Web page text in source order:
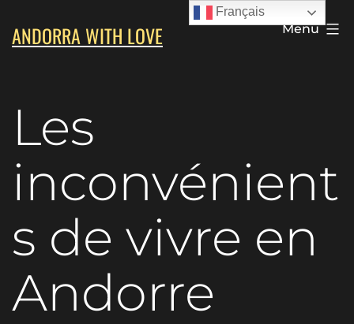
auANDORRA WITH LOVE Menu
Les
inconvénient
s de vivre en
Andorre
Français